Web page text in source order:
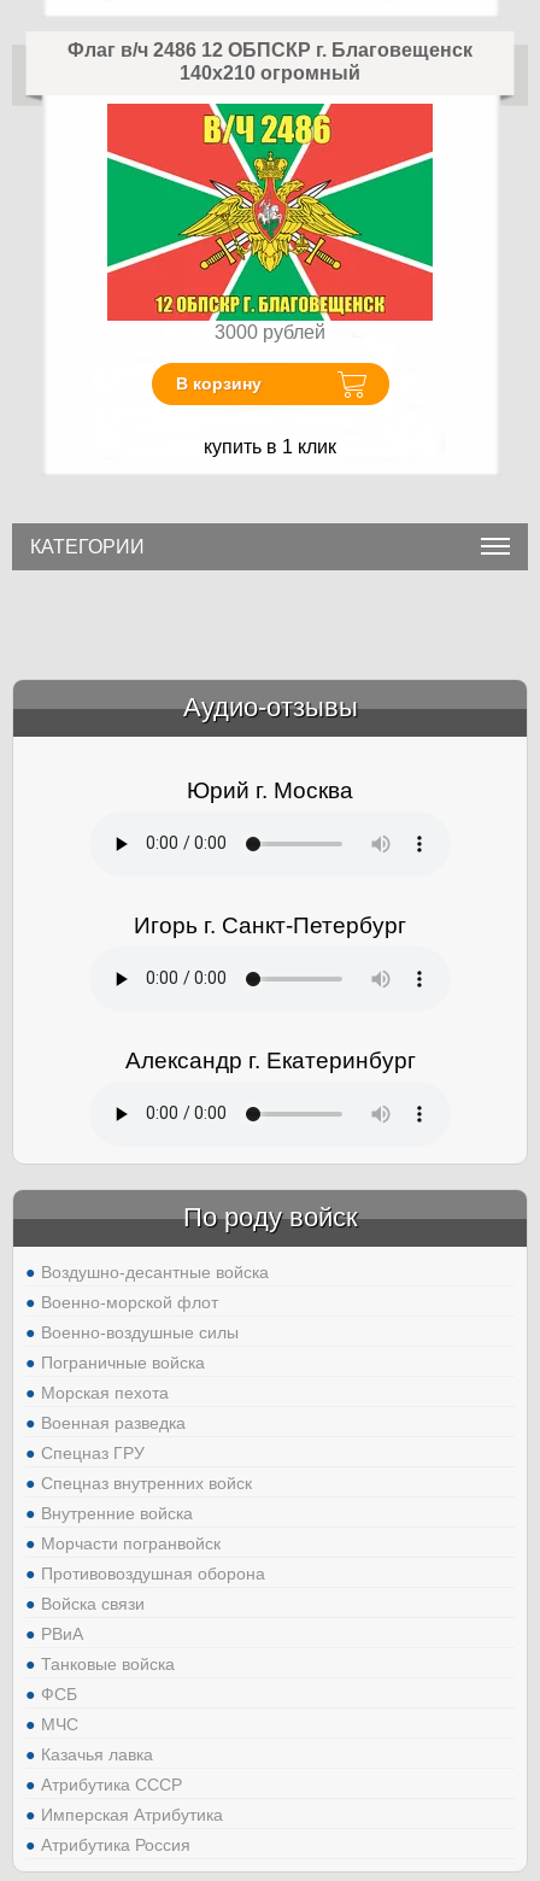
Флаг в/ч 2486 12 ОБПСКР г. Благовещенск
140х210 огромный
3000 рублей
В корзину
купить в 1 клик
КАТЕГОРИИ
Аудио-отзывы
Юрий г. Москва
Игорь г. Санкт-Петербург
Александр г. Екатеринбург
По роду войск
Воздушно-десантные войска
Военно-морской флот
Военно-воздушные силы
Пограничные войска
Морская пехота
Военная разведка
Спецназ ГРУ
Спецназ внутренних войск
Внутренние войска
Морчасти погранвойск
Противовоздушная оборона
Войска связи
РВиА
Танковые войска
ФСБ
МЧС
Казачья лавка
Атрибутика СССР
Имперская Атрибутика
Атрибутика Россия